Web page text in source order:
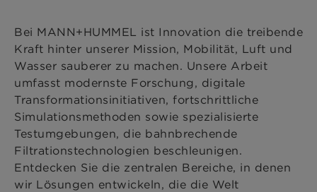
Bei MANN+HUMMEL ist Innovation die treibende
Kraft hinter unserer Mission, Mobilität, Luft und
Wasser sauberer zu machen. Unsere Arbeit
umfasst modernste Forschung, digitale
Transformationsinitiativen, fortschrittliche
Simulationsmethoden sowie spezialisierte
Testumgebungen, die bahnbrechende
Filtrationstechnologien beschleunigen.
Entdecken Sie die zentralen Bereiche, in denen
wir Lösungen entwickeln, die die Welt